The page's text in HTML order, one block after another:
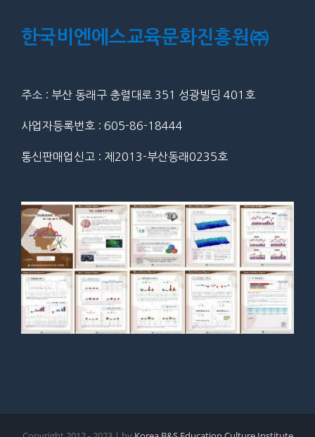
한국비엔에스교육문화진흥원㈜
주소 : 부산 동래구 충렬대로 351 성광빌딩 401호
사업자등록번호 : 605-86-18444
통신판매업신고 : 제2013-부산동래0235호